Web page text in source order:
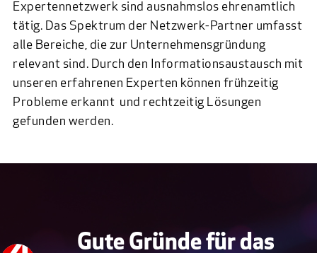
Expertennetzwerk sind ausnahmslos ehrenamtlich
tätig. Das Spektrum der Netzwerk-Partner umfasst
alle Bereiche, die zur Unternehmensgründung
relevant sind. Durch den Informationsaustausch mit
unseren erfahrenen Experten können frühzeitig
Probleme erkannt und rechtzeitig Lösungen
gefunden werden.
Gute Gründe für das